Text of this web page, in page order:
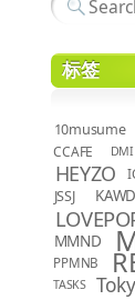
标签
10musume
CCAFE DMI
HEYZO
JSSJ KAWD
MMND
PPMNB
TASKS